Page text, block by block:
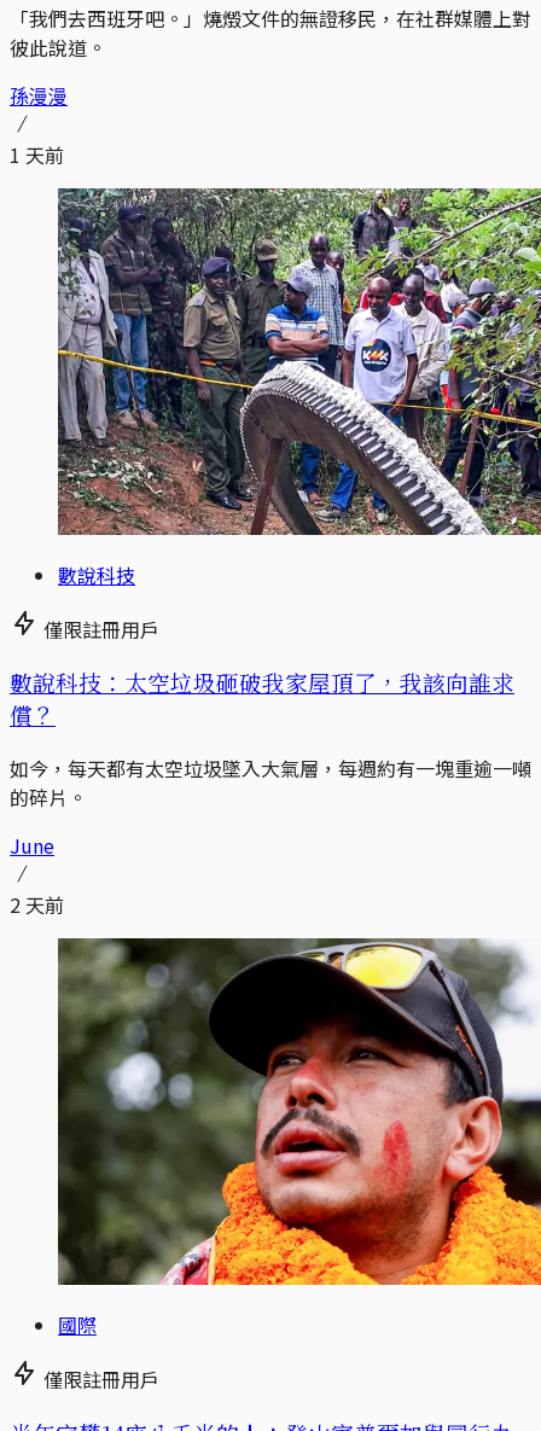
「我們去西班牙吧。」燒燬文件的無證移民，在社群媒體上對
彼此說道。
孫漫漫
1 天前
數說科技
僅限註冊用戶
數說科技：太空垃圾砸破我家屋頂了，我該向誰求
償？
如今，每天都有太空垃圾墜入大氣層，每週約有一塊重逾一噸
的碎片。
June
2 天前
國際
僅限註冊用戶